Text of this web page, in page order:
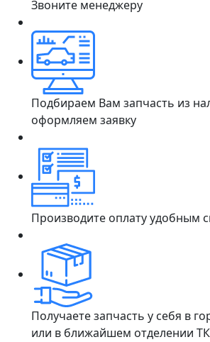
Звоните менеджеру
Подбираем Вам запчасть из
оформляем заявку
Производите оплату удобным
Получаете запчасть у себя в
или в ближайшем отделении ТК